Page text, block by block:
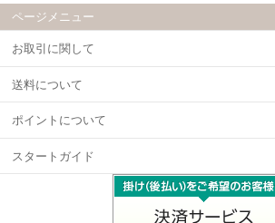
ページメニュー
お取引に関して
送料について
ポイントについて
スタートガイド